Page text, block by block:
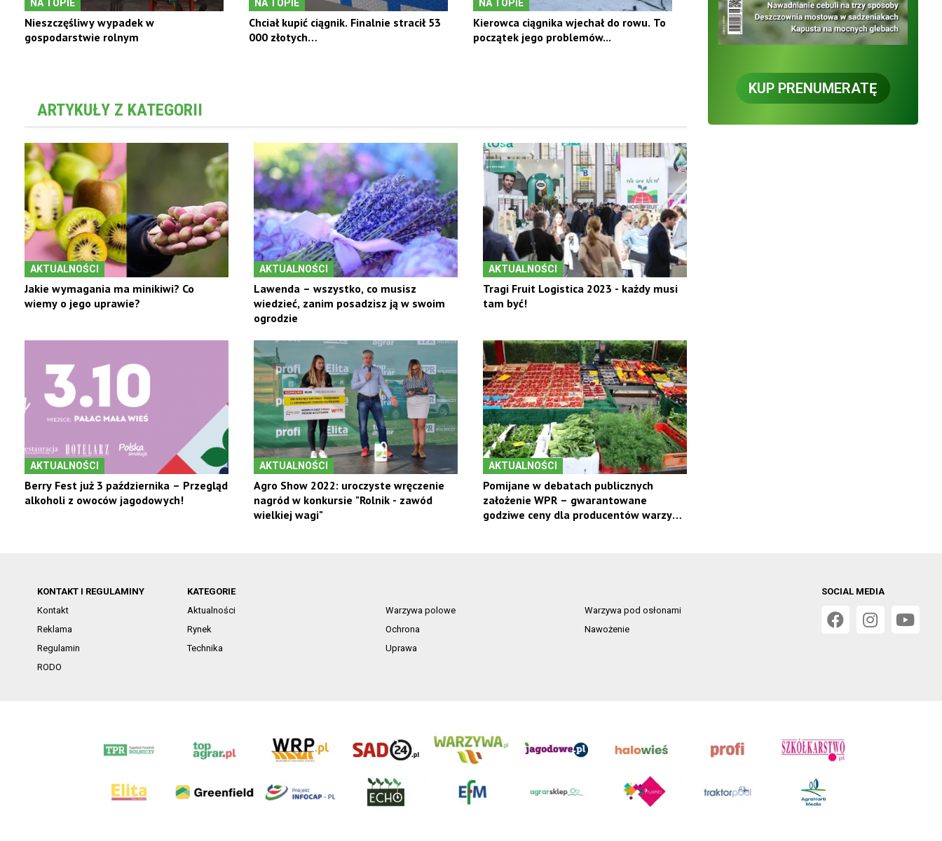
NA TOPIE
Nieszczęśliwy wypadek w
gospodarstwie rolnym
NA TOPIE
Chciał kupić ciągnik. Finalnie stracił 53
000 złotych…
NA TOPIE
Kierowca ciągnika wjechał do rowu. To
początek jego problemów...
ARTYKUŁY Z KATEGORII
AKTUALNOŚCI
Jakie wymagania ma minikiwi? Co
wiemy o jego uprawie?
AKTUALNOŚCI
Lawenda – wszystko, co musisz
wiedzieć, zanim posadzisz ją w swoim
ogrodzie
AKTUALNOŚCI
Tragi Fruit Logistica 2023 - każdy musi
tam być!
AKTUALNOŚCI
Berry Fest już 3 października – Przegląd
alkoholi z owoców jagodowych!
AKTUALNOŚCI
Agro Show 2022: uroczyste wręczenie
nagród w konkursie "Rolnik - zawód
wielkiej wagi"
AKTUALNOŚCI
Pomijane w debatach publicznych
założenie WPR – gwarantowane
godziwe ceny dla producentów warzyw i
KUP PRENUMERATĘ
KONTAKT I REGULAMINY
Kontakt
Reklama
Regulamin
RODO
KATEGORIE
Aktualności
Warzywa polowe
Warzywa pod osłonami
Rynek
Ochrona
Nawożenie
Technika
Uprawa
SOCIAL MEDIA